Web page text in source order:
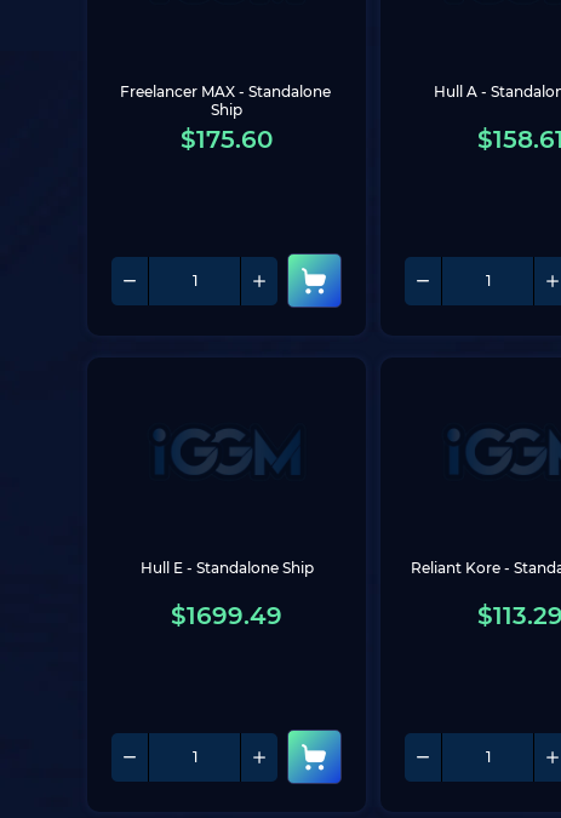
Freelancer MAX - Standalone
Ship
$175.60
Hull A -
$158.61
Hull E - Standalone Ship
$1699.49
Reliant Kore -
$113.29